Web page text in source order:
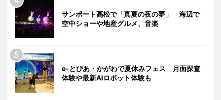
サンポート高松で「真夏の夜の夢」 海辺で
空中ショーや地産グルメ、音楽
e-とぴあ・かがわで夏休みフェス 月面探査
体験や最新AIロボット体験も